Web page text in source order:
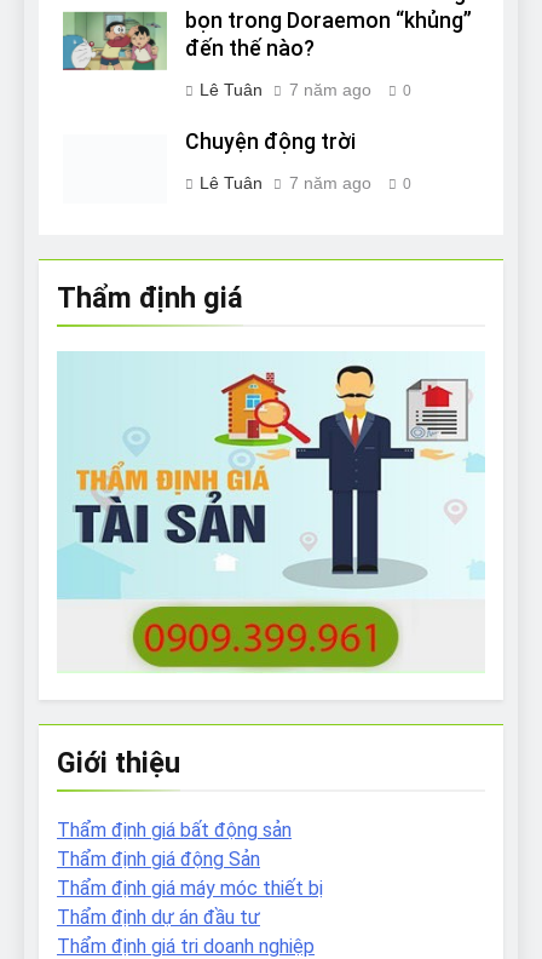
bọn trong Doraemon “khủng”
đến thế nào?
Lê Tuân 7 năm ago 0
Chuyện động trời
Lê Tuân 7 năm ago 0
Thẩm định giá
Giới thiệu
Thẩm định giá bất động sản
Thẩm định giá động Sản
Thẩm định giá máy móc thiết bị
Thẩm định dự án đầu tư
Thẩm định giá tri doanh nghiệp